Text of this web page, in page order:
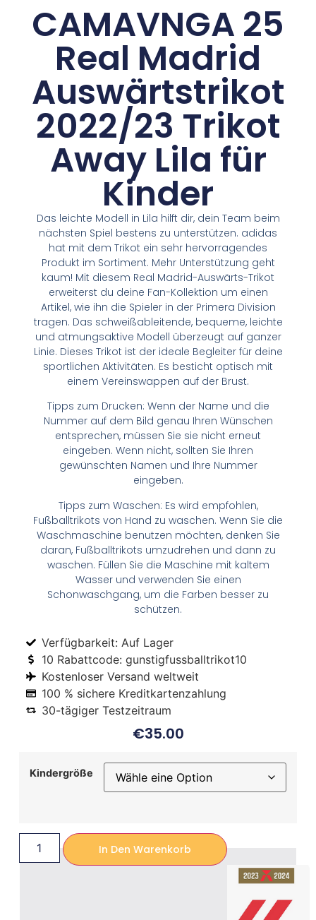
CAMAVNGA 25
Real Madrid
Auswärtstrikot
2022/23 Trikot
Away Lila für
Kinder
Das leichte Modell in Lila hilft dir, dein Team beim
nächsten Spiel bestens zu unterstützen. adidas
hat mit dem Trikot ein sehr hervorragendes
Produkt im Sortiment. Mehr Unterstützung geht
kaum! Mit diesem Real Madrid-Auswärts-Trikot
erweiterst du deine Fan-Kollektion um einen
Artikel, wie ihn die Spieler in der Primera Division
tragen. Das schweißableitende, bequeme, leichte
und atmungsaktive Modell überzeugt auf ganzer
Linie. Dieses Trikot ist der ideale Begleiter für deine
sportlichen Aktivitäten. Es besticht optisch mit
einem Vereinswappen auf der Brust.
Tipps zum Drucken: Wenn der Name und die
Nummer auf dem Bild genau Ihren Wünschen
entsprechen, müssen Sie sie nicht erneut
eingeben. Wenn nicht, sollten Sie Ihren
gewünschten Namen und Ihre Nummer
eingeben.
Tipps zum Waschen: Es wird empfohlen,
Fußballtrikots von Hand zu waschen. Wenn Sie die
Waschmaschine benutzen möchten, denken Sie
daran, Fußballtrikots umzudrehen und dann zu
waschen. Füllen Sie die Maschine mit kaltem
Wasser und verwenden Sie einen
Schonwaschgang, um die Farben besser zu
schützen.
Verfügbarkeit: Auf Lager
10 Rabattcode: gunstigfussballtrikot10
Kostenloser Versand weltweit
100 % sichere Kreditkartenzahlung
30-tägiger Testzeitraum
€35.00
Kindergröße
In Den Warenkorb